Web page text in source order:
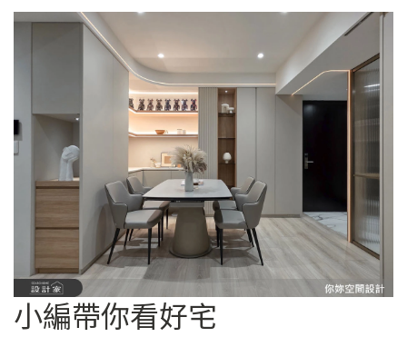
小編帶你看好宅